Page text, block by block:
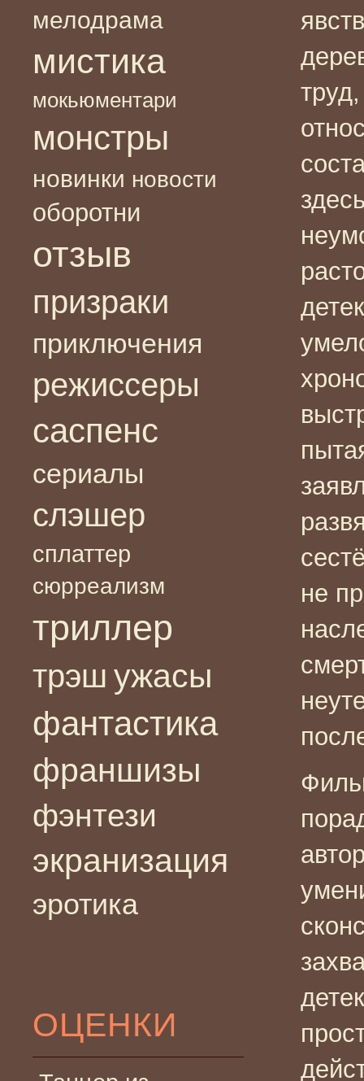
мелодрама
мистика
мокьюментари
монстры
новинки новости
оборотни
отзыв
призраки
приключения
режиссеры
саспенс
сериалы
слэшер
сплаттер
сюрреализм
триллер
трэш ужасы
фантастика
франшизы
фэнтези
экранизация
эротика
ОЦЕНКИ
не